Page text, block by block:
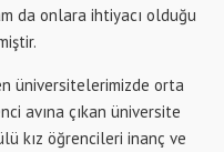
da onlara ihtiyacı olduğu
üniversitelerimizde orta
avına çıkan üniversite
kız öğrencileri inanç ve